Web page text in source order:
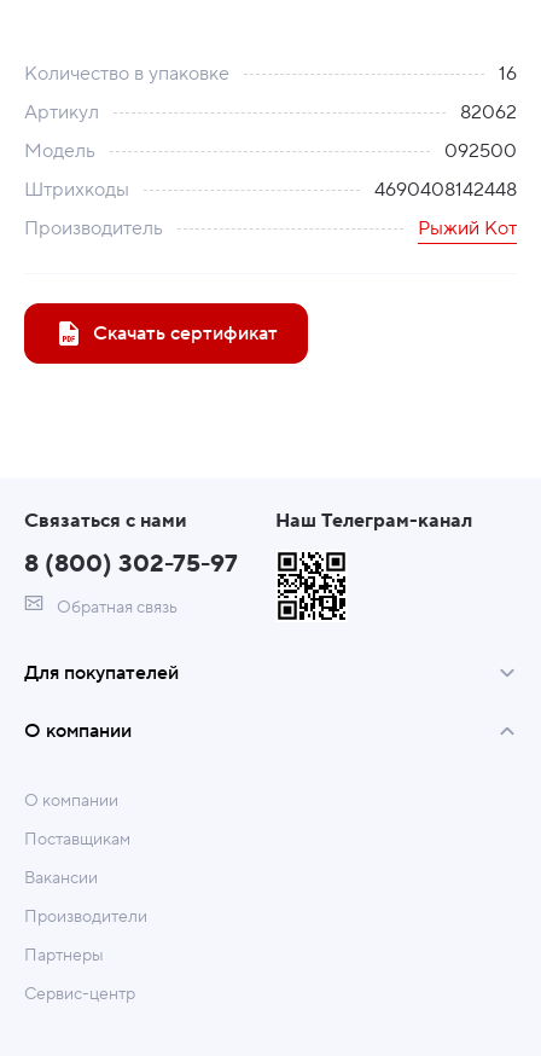
Количество в упаковке
16
Артикул
82062
Модель
092500
Штрихкоды
4690408142448
Производитель
Рыжий Кот
Скачать сертификат
Связаться с нами
8 (800) 302-75-97
Обратная связь
Наш Телеграм-канал
Для покупателей
О компании
О компании
Поставщикам
Вакансии
Производители
Партнеры
Сервис-центр